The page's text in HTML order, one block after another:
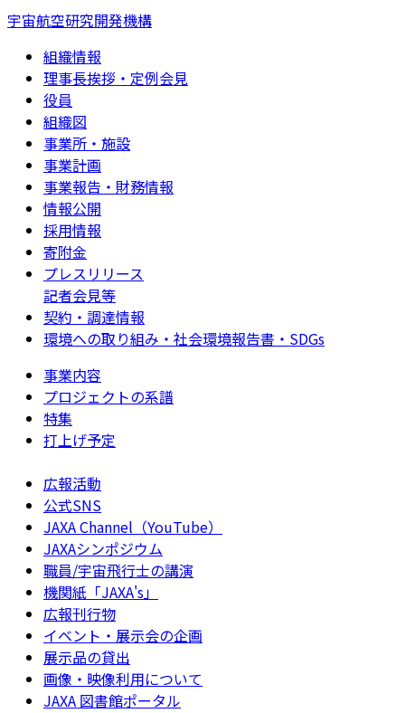
宇宙航空研究開発機構
組織情報
理事長挨拶・定例会見
役員
組織図
事業所・施設
事業計画
事業報告・財務情報
情報公開
採用情報
寄附金
プレスリリース
記者会見等
契約・調達情報
環境への取り組み・社会環境報告書・SDGs
事業内容
プロジェクトの系譜
特集
打上げ予定
広報活動
公式SNS
JAXA Channel（YouTube）
JAXAシンポジウム
職員/宇宙飛行士の講演
機関紙「JAXA's」
広報刊行物
イベント・展示会の企画
展示品の貸出
画像・映像利用について
JAXA 図書館ポータル